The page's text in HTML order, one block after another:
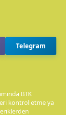
Telegram
BTK
kontrol etme ya